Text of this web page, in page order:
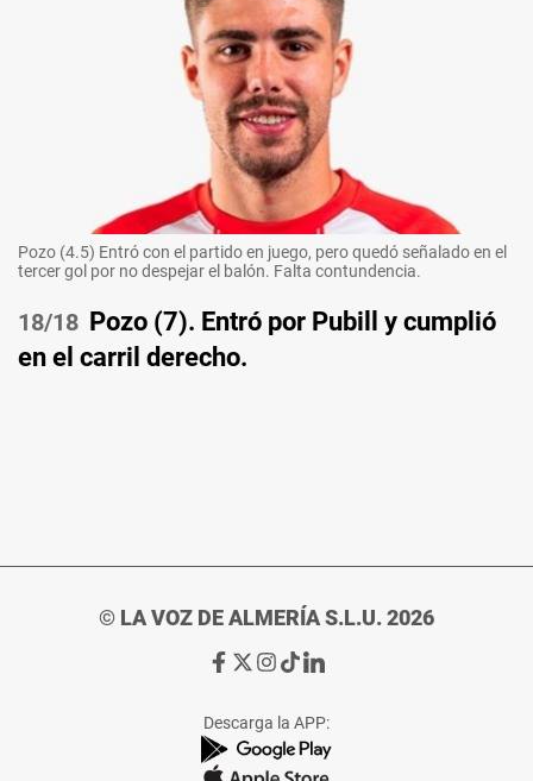
Pozo (4.5) Entró con el partido en juego, pero quedó señalado en el
tercer gol por no despejar el balón. Falta contundencia.
/18 Pozo (7). Entró por Pubill y cumplió
en el carril derecho.
© LA VOZ DE ALMERÍA S.L.U. 2026
Ir
de
La
Ir
de
La
Ir
de
La
Ir
de
La
Ir
de
La
Descarga la APP: